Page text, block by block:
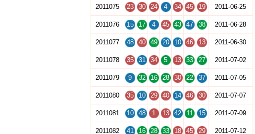
2011075 23 30 24 4 34 45 19 2011-06-25
2011076 15 17 4 45 43 47 38 2011-06-28
2011077 48 40 49 20 10 46 13 2011-06-30
2011078 35 31 34 5 13 33 27 2011-07-02
2011079 9 32 16 28 30 22 37 2011-07-05
2011080 35 10 29 40 14 46 30 2011-07-07
2011081 10 48 1 13 42 11 15 2011-07-09
2011082 41 16 28 33 18 45 29 2011-07-12